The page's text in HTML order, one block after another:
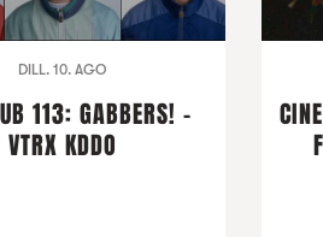
DILL. 10. AGO
113: GABBERS! -
VTRX KDDO